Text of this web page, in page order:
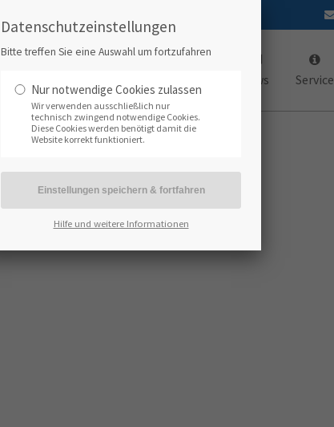
News Service
Datenschutzeinstellungen
Bitte treffen Sie eine Auswahl um fortzufahren
Nur notwendige Cookies zulassen
Wir verwenden ausschließlich nur
technisch zwingend notwendige Cookies.
Diese Cookies werden benötigt damit die
Website korrekt funktioniert.
Hilfe und weitere Informationen